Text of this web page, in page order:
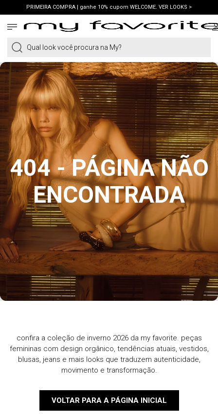
PRIMEIRA COMPRA | ganhe 10% cupom WELCOME. VER LOOKS >
FRETE GRÁTIS | em compras a partir de R$419. AMEI >
Qual look você procura na My?
404 - PÁGINA NÃO
ENCONTRADA
confira a coleção de inverno 2026 da my favorite. peças
femininas com design orgânico, tendências atuais, vestidos,
blusas, jeans e mais looks que traduzem autenticidade,
movimento e transformação.
VOLTAR PARA A PÁGINA INICIAL